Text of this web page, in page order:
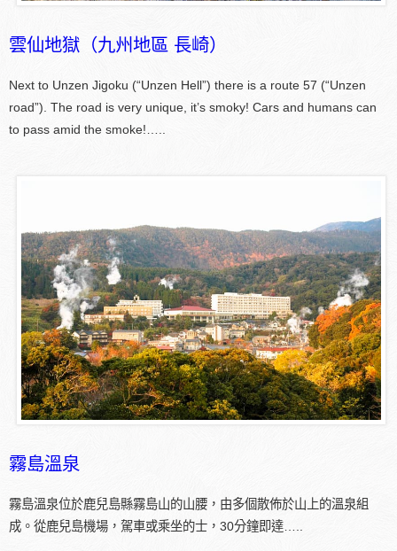
雲仙地獄（九州地區 長崎）
Next to Unzen Jigoku (“Unzen Hell”) there is a route 57 (“Unzen
road”). The road is very unique, it’s smoky! Cars and humans can
to pass amid the smoke!…..
霧島溫泉
霧島溫泉位於鹿兒島縣霧島山的山腰，由多個散佈於山上的溫泉組
成。從鹿兒島機場，駕車或乘坐的士，30分鐘即達…..